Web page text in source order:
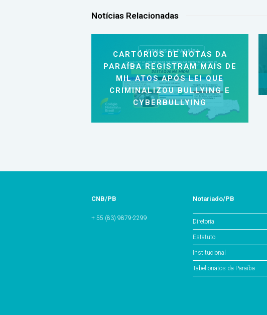
Notícias Relacionadas
CARTÓRIOS DE NOTAS DA
PARAÍBA REGISTRAM MAIS DE
MIL ATOS APÓS LEI QUE
CRIMINALIZOU BULLYING E
CYBERBULLYING
CNB/PB
+ 55 (83) 9879-2299
Notariado/PB
Diretoria
Estatuto
Institucional
Tabelionatos da Paraíba